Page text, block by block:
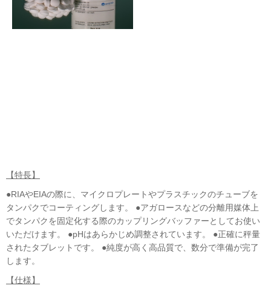
【特長】
●RIAやEIAの際に、マイクロプレートやプラスチックのチューブを
タンパクでコーティングします。 ●アガロースなどの分離用媒体上
でタンパクを固定化する際のカップリングバッファーとしてお使い
いただけます。 ●pHはあらかじめ調整されています。 ●正確に秤量
されたタブレットです。 ●純度が高く高品質で、数分で準備が完了
します。
【仕様】